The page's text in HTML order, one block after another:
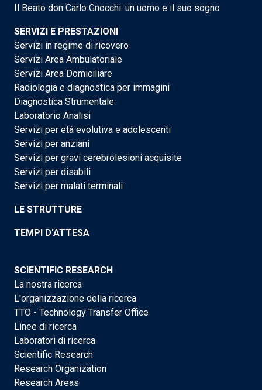
Il Beato don Carlo Gnocchi: un uomo e il suo sogno
SERVIZI E PRESTAZIONI
Servizi in regime di ricovero
Servizi Area Ambulatoriale
Servizi Area Domiciliare
Radiologia e diagnostica per immagini
Diagnostica Strumentale
Laboratorio Analisi
Servizi per età evolutiva e adolescenti
Servizi per anziani
Servizi per gravi cerebrolesioni acquisite
Servizi per disabili
Servizi per malati terminali
LE STRUTTURE
TEMPI D'ATTESA
SCIENTIFIC RESEARCH
La nostra ricerca
L'organizzazione della ricerca
TTO - Technology Transfer Office
Linee di ricerca
Laboratori di ricerca
Scientific Research
Research Organization
Research Areas